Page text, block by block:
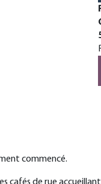
commencé.